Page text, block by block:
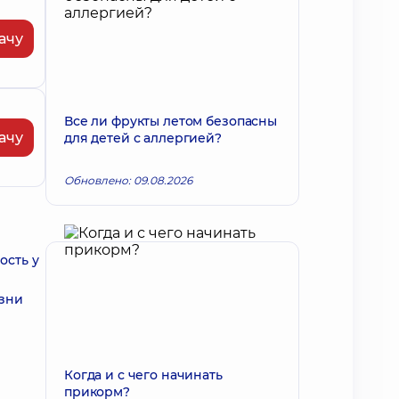
у
Все ли фрукты летом безопасны
для детей с аллергией?
Обновлено: 09.08.2026
Когда и с чего начинать
прикорм?